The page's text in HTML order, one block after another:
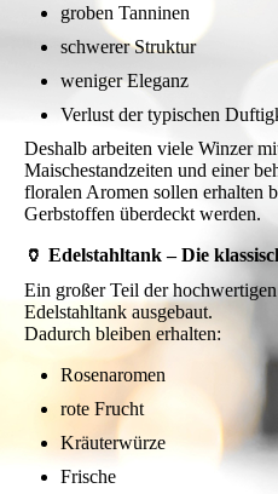
groben Tanninen
schwerer Struktur
weniger Eleganz
Verlust der typischen
Deshalb arbeiten viele Winzer
Maischestandzeiten und einer
floralen Aromen sollen erhalten
Gerbstoffen überdeckt werden.
🏺 Edelstahltank – Die
Ein großer Teil der
Edelstahltank ausgebaut.
Dadurch bleiben erhalten:
Rosenaromen
rote Frucht
Kräuterwürze
Frische